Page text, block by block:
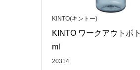
KINTO(キントー)
KINTO ワークアウトボ
ml
20314